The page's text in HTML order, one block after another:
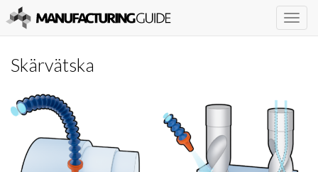
Skärvätska